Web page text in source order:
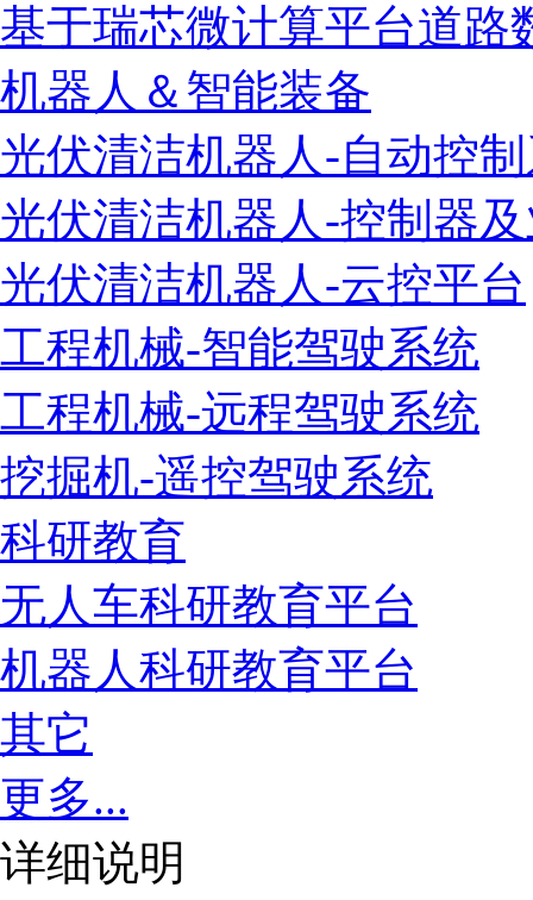
基于瑞芯微计算平台道路
机器人＆智能装备
光伏清洁机器人-自动控
光伏清洁机器人-控制器
光伏清洁机器人-云控平台
工程机械-智能驾驶系统
工程机械-远程驾驶系统
挖掘机-遥控驾驶系统
科研教育
无人车科研教育平台
机器人科研教育平台
其它
更多...
详细说明